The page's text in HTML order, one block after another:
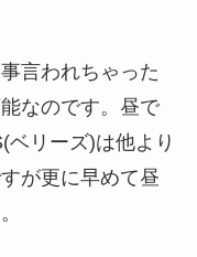
言われちゃった
なのです。昼で
リーズ)は他より
が更に早めて昼